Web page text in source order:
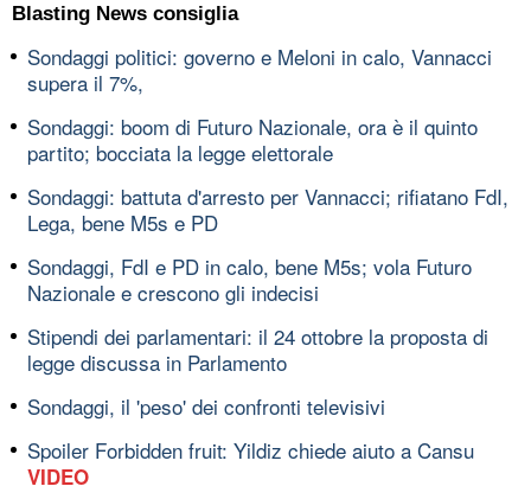
Blasting News consiglia
Sondaggi politici: governo e Meloni in calo, Vannacci
supera il 7%,
Sondaggi: boom di Futuro Nazionale, ora è il quinto
partito; bocciata la legge elettorale
Sondaggi: battuta d'arresto per Vannacci; rifiatano FdI,
Lega, bene M5s e PD
Sondaggi, FdI e PD in calo, bene M5s; vola Futuro
Nazionale e crescono gli indecisi
Stipendi dei parlamentari: il 24 ottobre la proposta di
legge discussa in Parlamento
Sondaggi, il 'peso' dei confronti televisivi
Spoiler Forbidden fruit: Yildiz chiede aiuto a Cansu
VIDEO